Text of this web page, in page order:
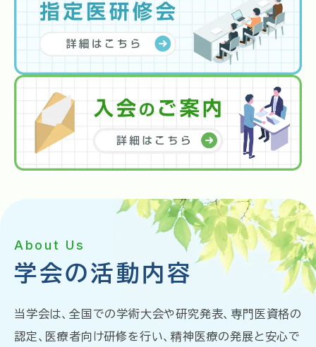
About Us
学会の活動内容
当学会は、全国での学術大会や研究発表、専門医資格の
認定、医療者向け研修を行い、精神医療の発展と安心で